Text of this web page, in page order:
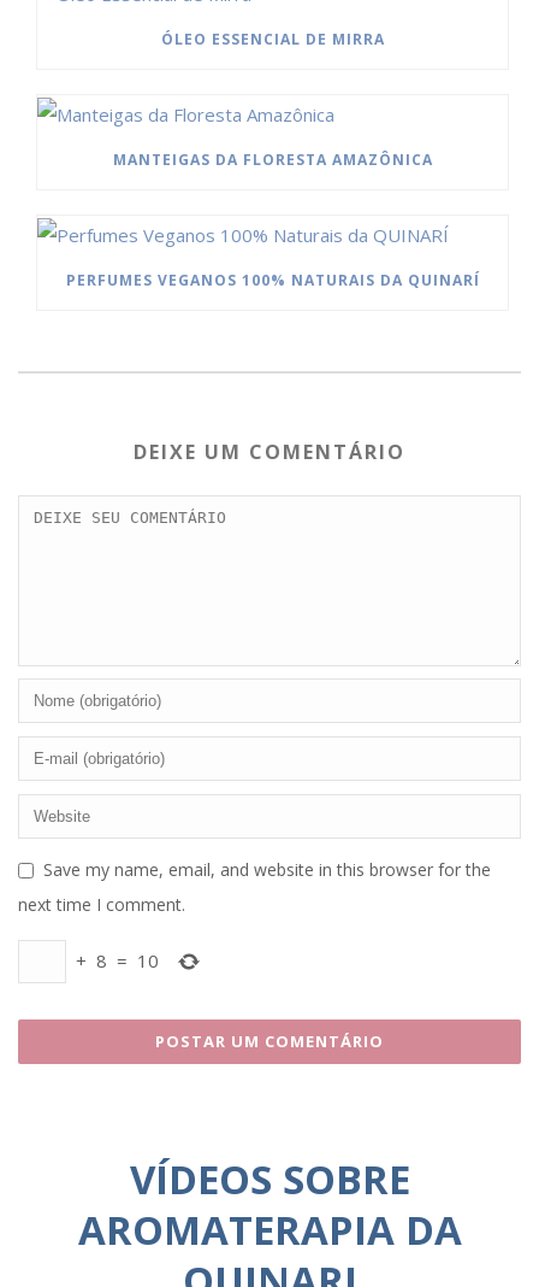
ÓLEO ESSENCIAL DE MIRRA
MANTEIGAS DA FLORESTA AMAZÔNICA
PERFUMES VEGANOS 100% NATURAIS DA QUINARÍ
DEIXE UM COMENTÁRIO
Save my name, email, and website in this browser for the
next time I comment.
+ 8 = 10
VÍDEOS SOBRE
AROMATERAPIA DA